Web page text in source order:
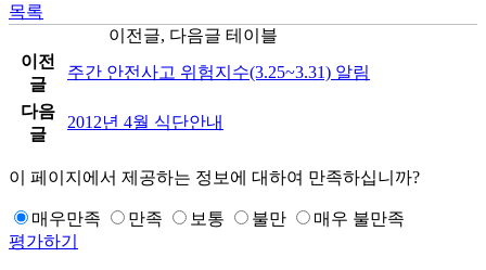
목록
이전글, 다음글 테이블
이전
글
주간 안전사고 위험지수(3.25~3.31) 알림
다음
글
2012년 4월 식단안내
이 페이지에서 제공하는 정보에 대하여 만족하십니까?
매우만족 만족 보통 불만
매우 불만족
평가하기